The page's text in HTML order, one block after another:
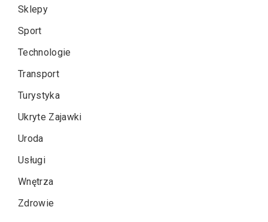
Sklepy
Sport
Technologie
Transport
Turystyka
Ukryte Zajawki
Uroda
Usługi
Wnętrza
Zdrowie